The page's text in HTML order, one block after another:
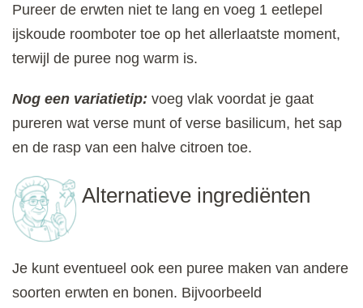
Pureer de erwten niet te lang en voeg 1 eetlepel
ijskoude roomboter toe op het allerlaatste moment,
terwijl de puree nog warm is.
Nog een variatietip: voeg vlak voordat je gaat
pureren wat verse munt of verse basilicum, het sap
en de rasp van een halve citroen toe.
Alternatieve ingrediënten
Je kunt eventueel ook een puree maken van andere
soorten erwten en bonen. Bijvoorbeeld